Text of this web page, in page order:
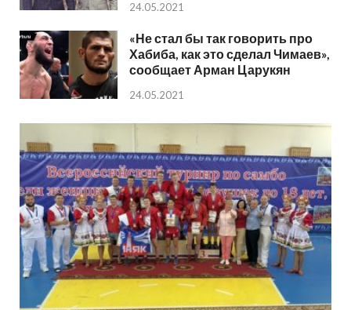
24.05.2021
«Не стал бы так говорить про
Хабиба, как это сделал Чимаев»,
сообщает Арман Царукян
24.05.2021